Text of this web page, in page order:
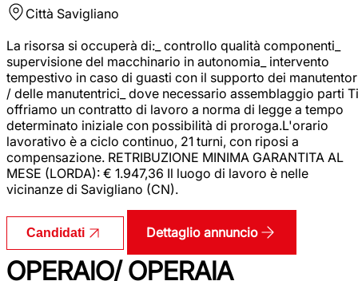
Città Savigliano
La risorsa si occuperà di:_ controllo qualità componenti_
supervisione del macchinario in autonomia_ intervento
tempestivo in caso di guasti con il supporto dei
/ delle manutentrici_ dove necessario assemblaggio parti Ti
offriamo un contratto di lavoro a norma di legge a tempo
determinato iniziale con possibilità di proroga.L'orario
lavorativo è a ciclo continuo, 21 turni, con riposi a
compensazione. RETRIBUZIONE MINIMA GARANTITA AL
MESE (LORDA): € 1.947,36 Il luogo di lavoro è nelle
vicinanze di Savigliano (CN).
Candidati Dettaglio annuncio
OPERAIO/ OPERAIA